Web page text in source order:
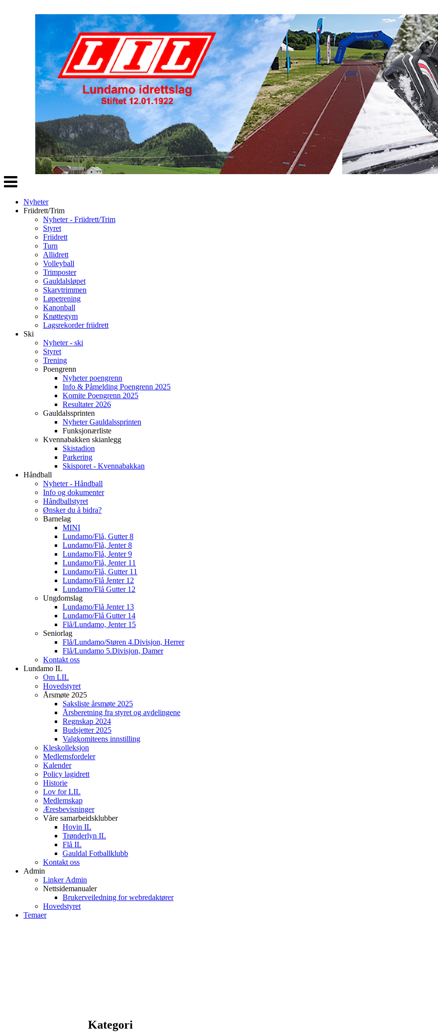
Veksle
navigasjon
Nyheter
Friidrett/Trim
Nyheter - Friidrett/Trim
Styret
Friidrett
Turn
Allidrett
Volleyball
Trimposter
Gauldalsløpet
Skarvtrimmen
Løpetrening
Kanonball
Knøttegym
Lagsrekorder friidrett
Ski
Nyheter - ski
Styret
Trening
Poengrenn
Nyheter poengrenn
Info & Påmelding Poengrenn 2025
Komite Poengrenn 2025
Resultater 2026
Gauldalssprinten
Nyheter Gauldalssprinten
Funksjonærliste
Kvennabakken skianlegg
Skistadion
Parkering
Skisporet - Kvennabakkan
Håndball
Nyheter - Håndball
Info og dokumenter
Håndballstyret
Ønsker du å bidra?
Barnelag
MINI
Lundamo/Flå, Gutter 8
Lundamo/Flå, Jenter 8
Lundamo/Flå, Jenter 9
Lundamo/Flå, Jenter 11
Lundamo/Flå, Gutter 11
Lundamo/Flå Jenter 12
Lundamo/Flå Gutter 12
Ungdomslag
Lundamo/Flå Jenter 13
Lundamo/Flå Gutter 14
Flå/Lundamo, Jenter 15
Seniorlag
Flå/Lundamo/Støren 4.Divisjon, Herrer
Flå/Lundamo 5.Divisjon, Damer
Kontakt oss
Lundamo IL
Om LIL
Hovedstyret
Årsmøte 2025
Saksliste årsmøte 2025
Årsberetning fra styret og avdelingene
Regnskap 2024
Budsjetter 2025
Valgkomiteens innstilling
Kleskolleksjon
Medlemsfordeler
Kalender
Policy lagidrett
Historie
Lov for LIL
Medlemskap
Æresbevisninger
Våre samarbeidsklubber
Hovin IL
Trønderlyn IL
Flå IL
Gauldal Fotballklubb
Kontakt oss
Admin
Linker Admin
Nettsidemanualer
Brukerveiledning for webredaktører
Hovedstyret
Temaer
Kategori